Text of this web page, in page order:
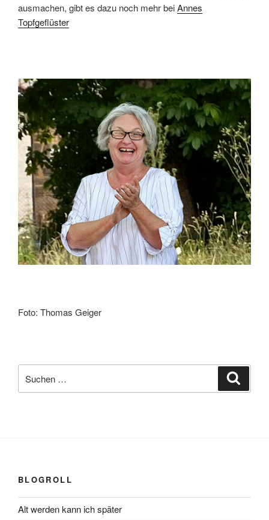
ausmachen, gibt es dazu noch mehr beiAnnes
Topfgeflüster
Foto: Thomas Geiger
nach:
BLOGROLL
Alt werden kann ich später